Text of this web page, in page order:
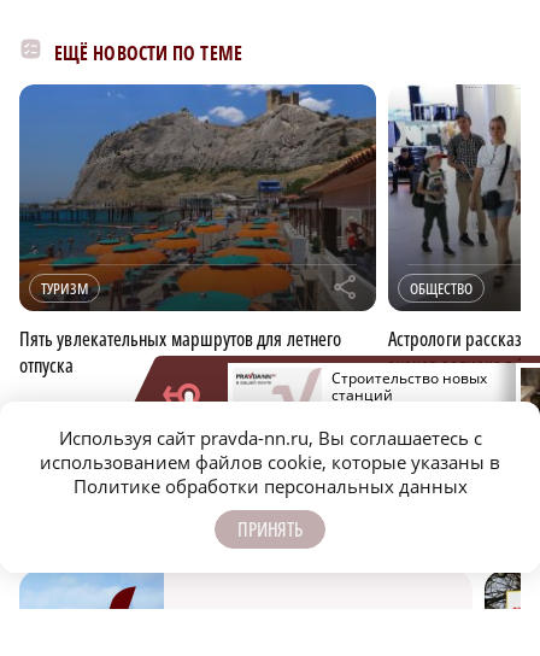
ЕЩЁ НОВОСТИ ПО ТЕМЕ
ТУРИЗМ r
Пять увлекательных маршрутов для летнего
отпуска
ОБЩЕСТВО
Астрологи
знаков зодиака в
ОБЩЕСТВО ГОСДУМА ОТПУСК
ПОДПИСЫВАЙТЕСЬ НА НАШИ
КАНАЛЫ В MAX И TELEGRAM:
Агроэксперт Плугов
рассказал, когда
на сахар в России
Строительство новых
станций
2028 году
Используя сайт pravda-nn.ru, Вы соглашаетесь с
использованием файлов cookie, которые указаны в
Политике обработки персональных данных
ПРИНЯТЬ